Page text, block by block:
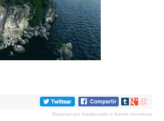
Compartir
tumblr
Compartir
Google+
Compartir
meneame
Reportar por inadecuado o fuente incorrecta